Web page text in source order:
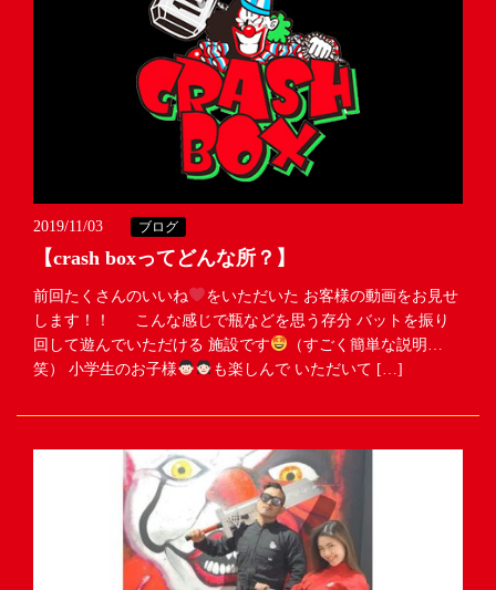
2019/11/03 ブログ
【crash boxってどんな所？】
前回たくさんのいいね
をいただいた お客様の動画をお見せ
します！！ こんな感じで瓶などを思う存分 バットを振り
回して遊んでいただける 施設です
（すごく簡単な説明…
笑） 小学生のお子様
も楽しんで いただいて […]